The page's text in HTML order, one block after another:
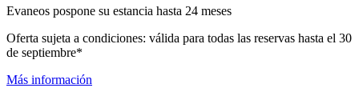
Evaneos pospone su estancia hasta 24 meses
Oferta sujeta a condiciones: válida para todas las reservas hasta el 30
de septiembre*
Más información